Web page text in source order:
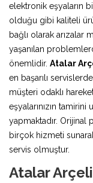
elektronik eşyaların
olduğu gibi kaliteli
bağlı olarak arızalar
yaşanılan
önemlidir. Atalar
en başarılı
müşteri odaklı
eşyalarınızın
yapmaktadır. Orijinal
birçok hizmeti
servis olmuştur.
Atalar